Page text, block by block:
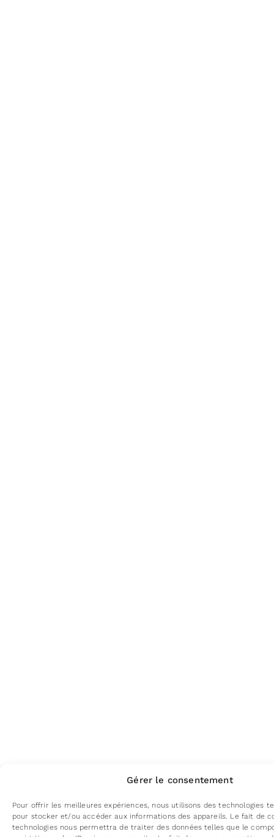
Gérer le consentement
Pour offrir les meilleures expériences, nous utilisons des technologies
pour stocker et/ou accéder aux informations des appareils. Le fait de
technologies nous permettra de traiter des données telles que le